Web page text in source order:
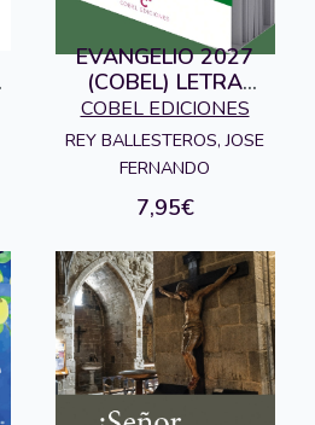
EVANGELIO 2027
(COBEL) LETRA
GRANDE
COBEL EDICIONES
REY BALLESTEROS, JOSE
FERNANDO
7,95€